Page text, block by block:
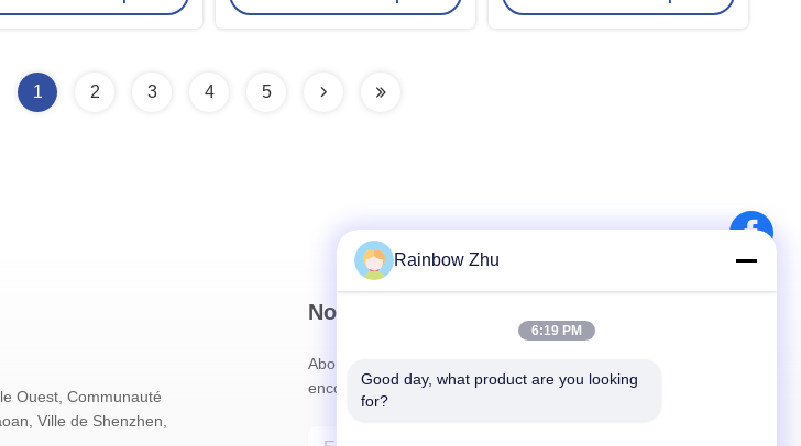
1 2 3 4 5
Ouest, Communauté
Ville de Shenzhen,
Notre newsletter
Abonnez-vous à notre newsletter pour des réductions et plus
encore.
Rainbow Zhu
6:19 PM
Good day, what product are you looking
for?